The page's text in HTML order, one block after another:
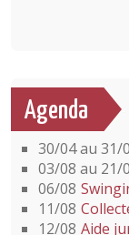
Agenda
30/04 au 31/
03/08 au 21/
06/08
11/08
12/08 Aide